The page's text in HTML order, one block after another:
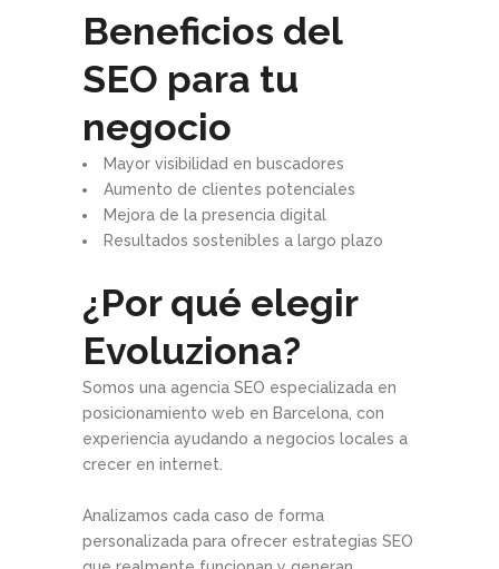
Beneficios del
SEO para tu
negocio
Mayor visibilidad en buscadores
Aumento de clientes potenciales
Mejora de la presencia digital
Resultados sostenibles a largo plazo
¿Por qué elegir
Evoluziona?
Somos una agencia SEO especializada en
posicionamiento web en Barcelona, con
experiencia ayudando a negocios locales a
crecer en internet.
Analizamos cada caso de forma
personalizada para ofrecer estrategias SEO